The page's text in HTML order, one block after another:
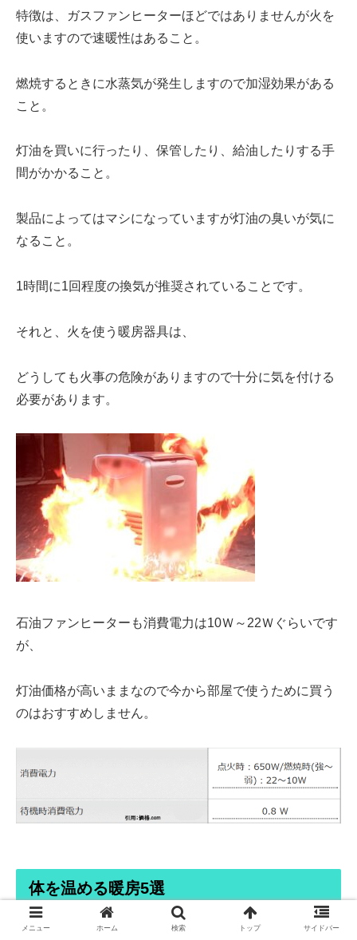
特徴は、ガスファンヒーターほどではありませんが火を
使いますので速暖性はあること。
燃焼するときに水蒸気が発生しますので加湿効果がある
こと。
灯油を買いに行ったり、保管したり、 給油 したりする手
間がかかること。
製品によってはマシになっていますが灯油の臭いが気に
なる こと。
1時間に1回程度の換気が推奨されていることです。
それと、火を使う暖房器具は、
どうしても火事の危険がありますので十分に気を付ける
必要があります。
石油ファンヒーターも消費電力は10Ｗ～22Ｗぐらいです
が、
灯油価格が高いまま なので今から部屋で使うために買う
のはおすすめしません。
体を温める暖房5選
メニュー ホーム 検索 トップ サイドバー